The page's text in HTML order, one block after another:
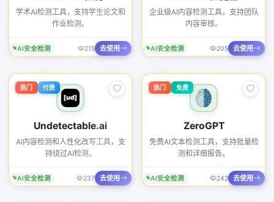
学术AI检测工具，支持学生论文和
作业检测。
AI安全检测 215 去使用
企业级AI内容检测工具，支持团队
内容审核。
AI安全检测 205 去使用
热门 付费
Undetectable.ai
AI内容检测和人性化改写工具，支
持绕过AI检测。
AI安全检测 237 去使用
热门 免费
ZeroGPT
免费AI文本检测工具，支持批量检
测和详细报告。
AI安全检测 242 去使用